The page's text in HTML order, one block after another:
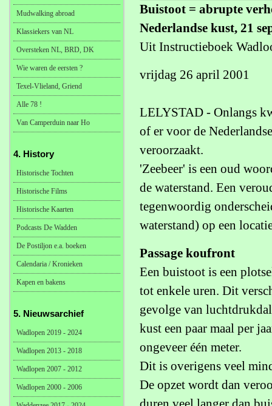
Buistoot = abrupte
Nederlandse kust, 21
Uit Instructieboek
vrijdag 26 april 2001
LELYSTAD - Onlangs
of er voor de
veroorzaakt.
'Zeebeer' is een oud
de waterstand. Een
tegenwoordig
waterstand) op een
Passage koufront
Een buistoot is een
tot enkele uren. Dit
gevolge van
kust een paar maal per
ongeveer één meter.
Dit is overigens veel
De opzet wordt dan
Mudwalking abroad
Klassiekers van NL
Oversteken NL, BRD, DK
Wie waren de eersten ?
Texel-Vlieland, Griend
Alle 78 !
Van Camperduin naar Ho
4. History
Historische Tochten
Historische Films
Historische Kaarten
Podcasts De Wadden
De Postiljon e.a. boeken
Calendaria / Kronieken
Kapen en bakens
5. Nieuwsarchief
Wadlopen 2019 - 2024
Wadlopen 2013 - 2018
Wadlopen 2007 - 2012
Wadlopen 2000 - 2006